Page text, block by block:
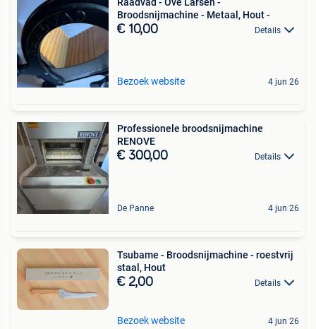
Broodsnijmachine - Metaal, Hout -
€ 10,00 Details
Bezoek website 4 jun 26
Professionele broodsnijmachine
RENOVE
€ 300,00 Details
De Panne 4 jun 26
Tsubame - Broodsnijmachine - roestvrij
staal, Hout
€ 2,00 Details
Bezoek website 4 jun 26